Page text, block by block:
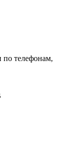
по телефонам,